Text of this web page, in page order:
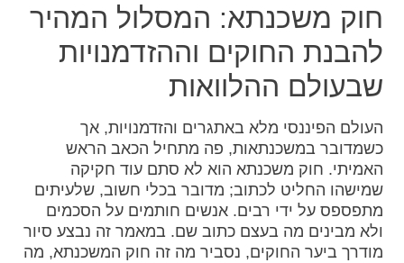
חוק משכנתא: המסלול המהיר
להבנת החוקים וההזדמנויות
שבעולם ההלוואות
העולם הפיננסי מלא באתגרים והזדמנויות, אך
כשמדובר במשכנתאות, פה מתחיל הכאב הראש
האמיתי. חוק משכנתא הוא לא סתם עוד חקיקה
שמישהו החליט לכתוב; מדובר בכלי חשוב, שלעיתים
מתפספס על ידי רבים. אנשים חותמים על הסכמים
ולא מבינים מה בעצם כתוב שם. במאמר זה נבצע סיור
מודרך ביער החוקים, נסביר מה זה חוק המשכנתא, מה